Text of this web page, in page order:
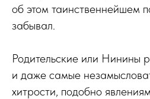
об этом таинственнейшем
забывал.
Родительские или Нинины
и даже самые
хитрости, подобно